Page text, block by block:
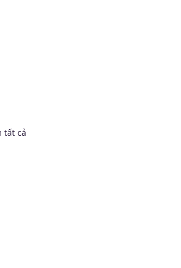
tất cả